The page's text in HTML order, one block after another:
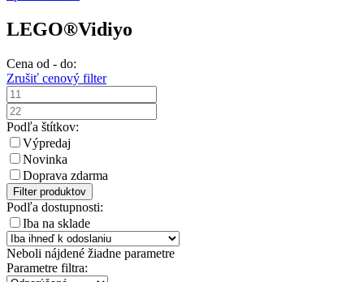
LEGO®Vidiyo
Cena od - do:
Zrušiť cenový filter
Podľa štítkov:
Výpredaj
Novinka
Doprava zdarma
Filter produktov
Podľa dostupnosti:
Iba na sklade
Neboli nájdené žiadne parametre
Parametre filtra: